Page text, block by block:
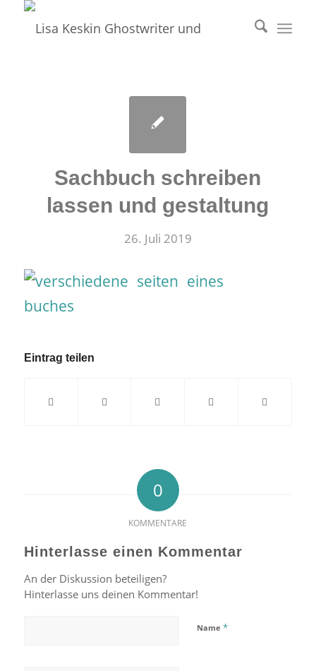
Sachbuch schreiben
lassen und gestaltung
26. Juli 2019
Eintrag teilen
0
KOMMENTARE
Hinterlasse einen Kommentar
An der Diskussion beteiligen?
Hinterlasse uns deinen Kommentar!
Name *